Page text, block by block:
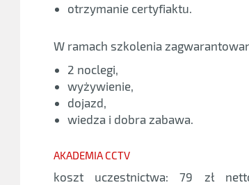
otrzymanie certyfiaktu.
W ramach szkolenia
2 noclegi,
wyżywienie,
dojazd,
wiedza i dobra zabawa.
AKADEMIA CCTV
koszt uczestnictwa: 79 zł